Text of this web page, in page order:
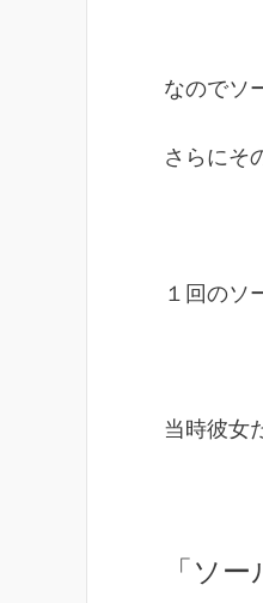
なのでソ
さらにそ
１回のソ
当時彼女
「ソ